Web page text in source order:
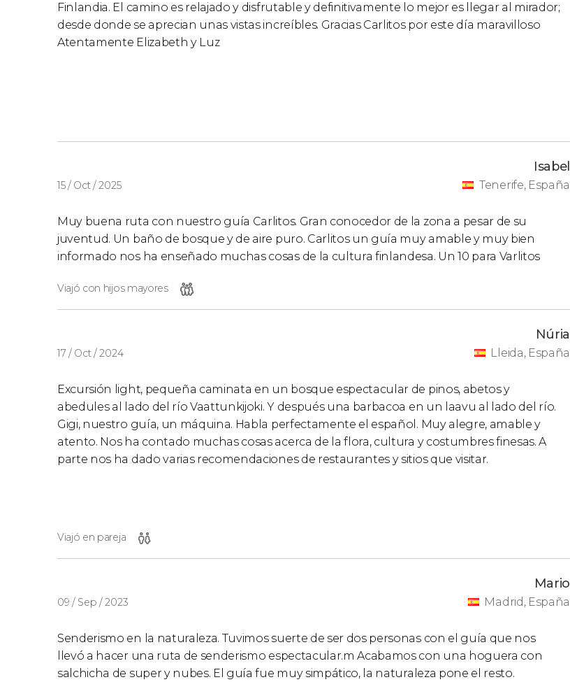
Finlandia. El camino es relajado y disfrutable y definitivamente lo mejor es llegar al mirador;
desde donde se aprecian unas vistas increíbles. Gracias Carlitos por este día maravilloso
Atentamente Elizabeth y Luz
15 / Oct / 2025
Isabel
Tenerife, España
Muy buena ruta con nuestro guía Carlitos. Gran conocedor de la zona a pesar de su
juventud. Un baño de bosque y de aire puro. Carlitos un guía muy amable y muy bien
informado nos ha enseñado muchas cosas de la cultura finlandesa. Un 10 para Varlitos
Viajó con hijos mayores
17 / Oct / 2024
Núria
Lleida, España
Excursión light, pequeña caminata en un bosque espectacular de pinos, abetos y
abedules al lado del río Vaattunkijoki. Y después una barbacoa en un laavu al lado del río.
Gigi, nuestro guía, un máquina. Habla perfectamente el español. Muy alegre, amable y
atento. Nos ha contado muchas cosas acerca de la flora, cultura y costumbres finesas. A
parte nos ha dado varias recomendaciones de restaurantes y sitios que visitar.
Viajó en pareja
09 / Sep / 2023
Mario
Madrid, España
Senderismo en la naturaleza. Tuvimos suerte de ser dos personas con el guía que nos
llevó a hacer una ruta de senderismo espectacular.m Acabamos con una hoguera con
salchicha de super y nubes. El guía fue muy simpático, la naturaleza pone el resto.